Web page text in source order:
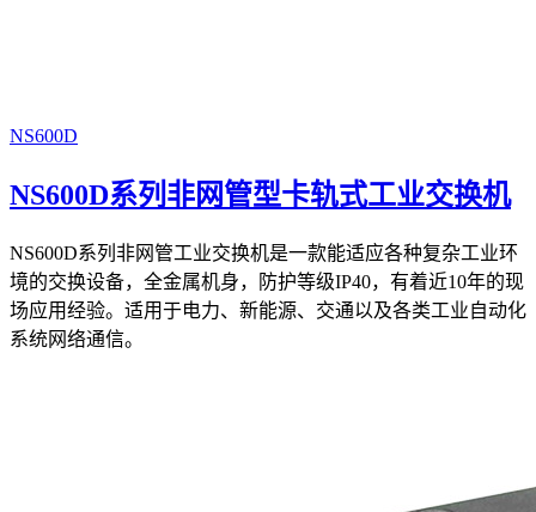
NS600D
NS600D系列非网管型卡轨式工业交换机
NS600D系列非网管工业交换机是一款能适应各种复杂工业环
境的交换设备，全金属机身，防护等级IP40，有着近10年的现
场应用经验。适用于电力、新能源、交通以及各类工业自动化
系统网络通信。